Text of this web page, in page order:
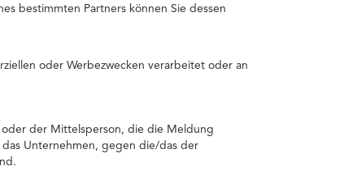
bestimmten Partners können Sie dessen
oder Werbezwecken verarbeitet oder an
der Mittelsperson, die die Meldung
Unternehmen, gegen die/das der